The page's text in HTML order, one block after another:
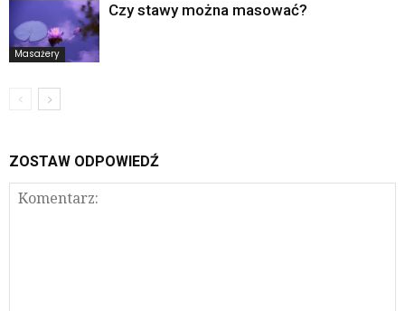
Masażery
Czy stawy można masować?
ZOSTAW ODPOWIEDŹ